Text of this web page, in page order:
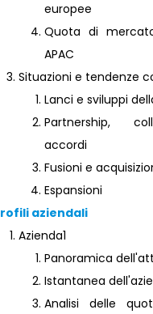
europee
Quota di
APAC
Situazioni e tendenze
Lanci e sviluppi
Partnership,
accordi
Fusioni e
Espansioni
aziendali
Azienda1
Panoramica
Istantanea
Analisi delle